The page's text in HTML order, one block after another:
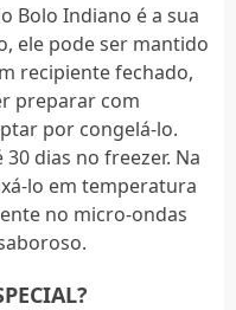
Bolo Indiano é a sua
ele pode ser mantido
recipiente fechado,
preparar com
por congelá-lo.
dias no freezer. Na
lo em temperatura
no micro-ondas